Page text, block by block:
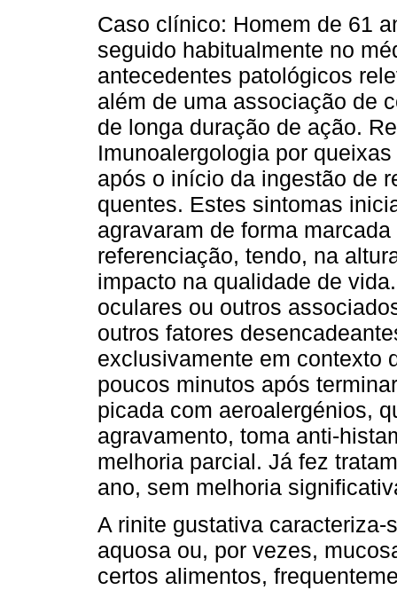
Caso clínico: Homem de 61
seguido habitualmente no
antecedentes patológicos
além de uma associação de
de longa duração de ação.
Imunoalergologia por
após o início da ingestão de
quentes. Estes sintomas
agravaram de forma
referenciação, tendo, na
impacto na qualidade de
oculares ou outros
outros fatores
exclusivamente em contexto
poucos minutos após
picada com aeroalergénios,
agravamento, toma anti-
melhoria parcial. Já fez
ano, sem melhoria
A rinite gustativa
aquosa ou, por vezes,
certos alimentos,